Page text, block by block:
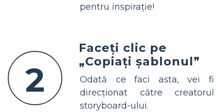
pentru inspirație!
2
Faceți clic pe
„Copiați șablonul”
Odată ce faci asta, vei fi
direcționat către creatorul
storyboard-ului.